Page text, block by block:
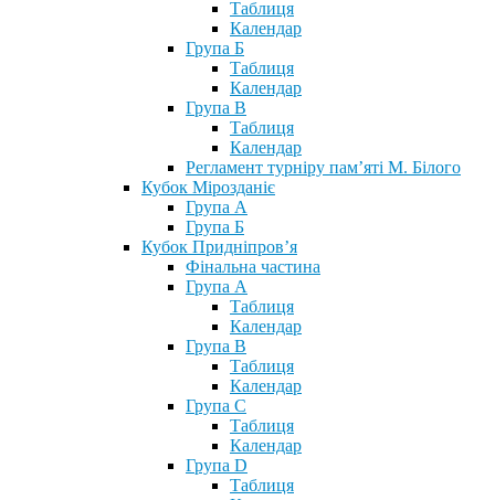
Таблиця
Календар
Група Б
Таблиця
Календар
Група В
Таблиця
Календар
Регламент турніру пам’яті М. Білого
Кубок Мірозданіє
Група А
Група Б
Кубок Придніпров’я
Фінальна частина
Група А
Таблиця
Календар
Група В
Таблиця
Календар
Група С
Таблиця
Календар
Група D
Таблиця